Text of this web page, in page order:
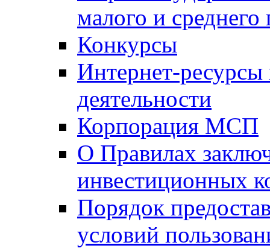
малого и среднего
Конкурсы
Интернет-
деятельности
Корпорация МСП
О Правилах
инвестиционных
Порядок
условий